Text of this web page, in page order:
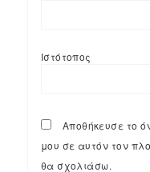
Ιστότοπος
Αποθήκευσε το
μου σε αυτόν τον
θα σχολιάσω.